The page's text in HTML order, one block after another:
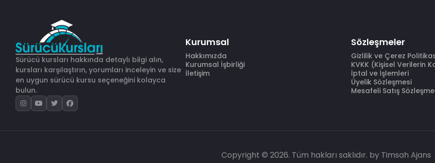
Sürücü kursları hakkında detaylı bilgi alın,
kursları karşılaştırın, yorumları inceleyin ve size
en uygun sürücü kursu seçeneğini kolayca
bulun.
Kurumsal
Hakkımızda
Kurumsal İşbirliği
İletişim
Sözleşmeler
Gizlilik ve Çerez
KVKK (Kişisel Verilerin
İptal ve İşlemleri
Üyelik Sözleşmesi
Mesafeli Satış
Copyright © 2026. Tüm hakları saklıdır. by Timsah Ajans